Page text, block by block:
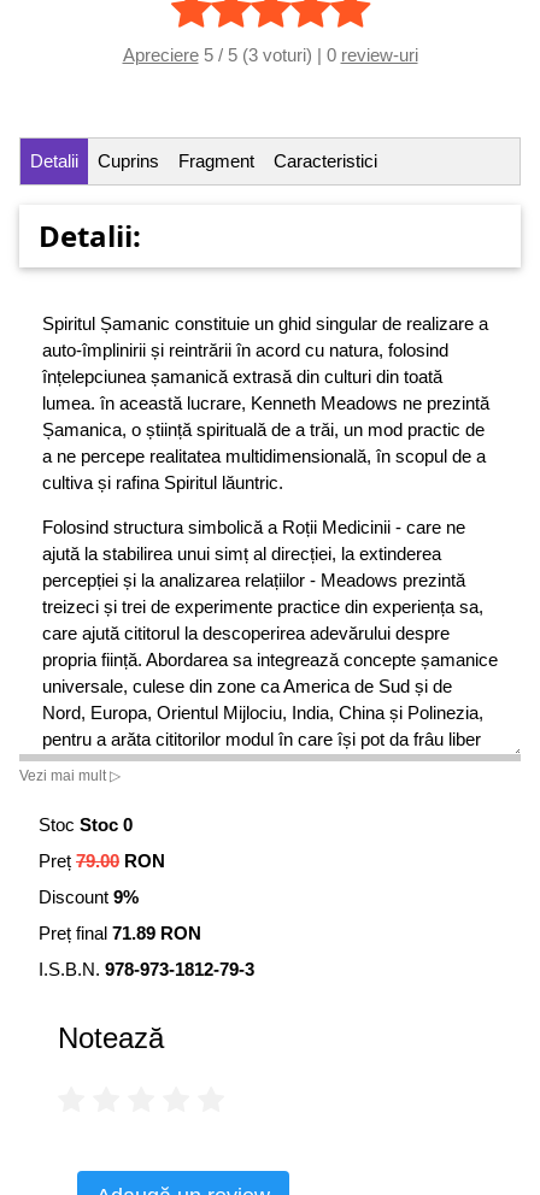
Apreciere5 / 5 (3 voturi) | 0 review-uri
Detalii Cuprins Fragment Caracteristici
Detalii:
Spiritul Șamanic constituie un ghid singular de realizare a
auto-împlinirii și reintrării în acord cu natura, folosind
înțelepciunea șamanică extrasă din culturi din toată
lumea. în această lucrare, Kenneth Meadows ne prezintă
Șamanica, o știință spirituală de a trăi, un mod practic de
a ne percepe realitatea multidimensională, în scopul de a
cultiva și rafina Spiritul lăuntric.
Folosind structura simbolică a Roții Medicinii - care ne
ajută la stabilirea unui simț al direcției, la extinderea
percepției și la analizarea relațiilor - Meadows prezintă
treizeci și trei de experimente practice din experiența sa,
care ajută cititorul la descoperirea adevărului despre
propria ființă. Abordarea sa integrează concepte șamanice
universale, culese din zone ca America de Sud și de
Nord, Europa, Orientul Mijlociu, India, China și Polinezia,
pentru a arăta cititorilor modul în care își pot da frâu liber
potențialelor calități latente, pot genera creativitatea și pot
Vezi mai mult ▷
Stoc Stoc 0
Preț 79.00 RON
Discount 9%
Preț final 71.89 RON
I.S.B.N. 978-973-1812-79-3
Notează